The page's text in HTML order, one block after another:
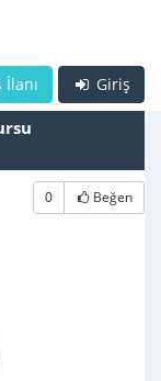
Giriş
İlanı
0 Beğen